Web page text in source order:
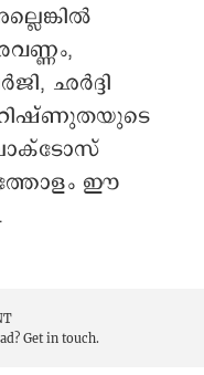
ഛർദ്ദി
ഈ
Get in touch.